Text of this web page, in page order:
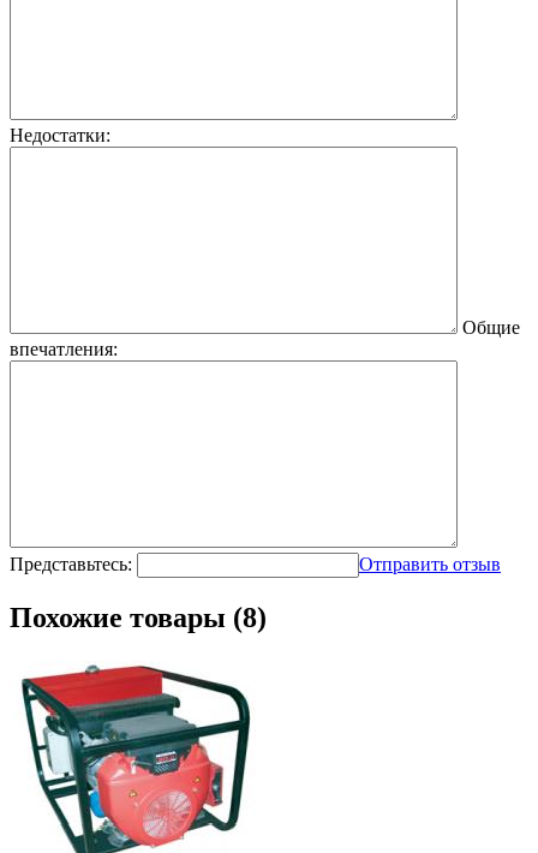
Недостатки:
Общие
впечатления:
Представьтесь: Отправить отзыв
Похожие товары (8)